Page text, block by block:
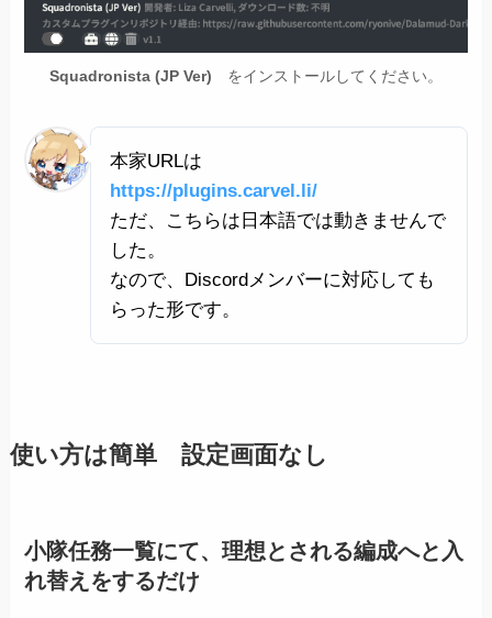
Squadronista (JP Ver) をインストールしてください。
本家URLは
https://plugins.carvel.li/
ただ、こちらは日本語では動きませんで
した。
なので、Discordメンバーに対応しても
らった形です。
使い方は簡単 設定画面なし
小隊任務一覧にて、理想とされる編成へと入
れ替えをするだけ